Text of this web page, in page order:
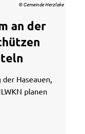
© Gemeinde Herzlake
an der
Haseauen,
planen